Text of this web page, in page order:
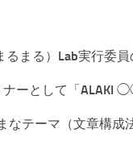
まる）Lab実行委員
ーとして「ALAKI
なテーマ（文章構